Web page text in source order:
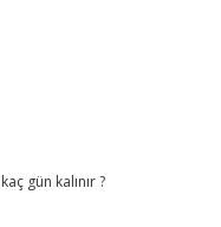
gün kalınır ?